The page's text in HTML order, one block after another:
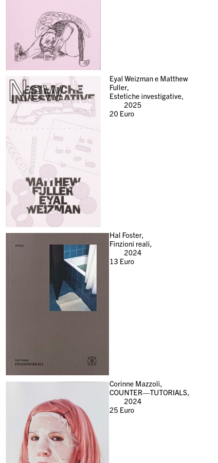
New
Eyal Weizman e Matthew
Fuller,
Estetiche investigative,
2025
20 Euro
Hal Foster,
Finzioni reali,
2024
13 Euro
Corinne Mazzoli,
COUNTER—TUTORIALS,
2024
25 Euro